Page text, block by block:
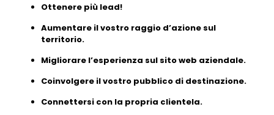
Ottenere più lead!
Aumentare il vostro raggio d’azione sul
territorio.
Migliorare l’esperienza sul sito web aziendale.
Coinvolgere il vostro pubblico di destinazione.
Connettersi con la propria clientela.